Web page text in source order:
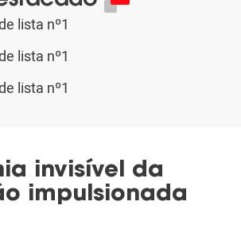
lista nº1
lista nº1
lista nº1
invisível da
impulsionada